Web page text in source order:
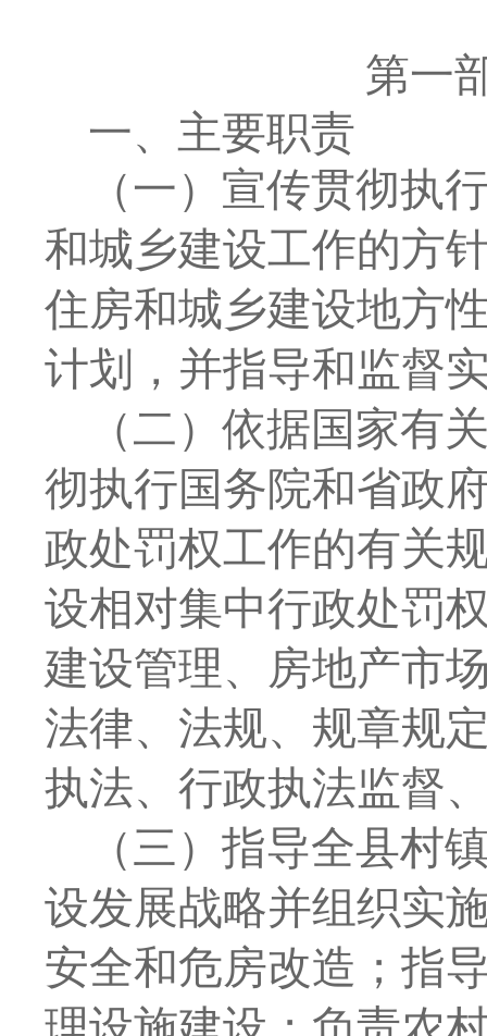
第一
一、主要职责
（一）宣传贯彻执
和城乡建设工作的方
住房和城乡建设地方
计划，并指导和监督
（二）依据国家有
彻执行国务院和省政
政处罚权工作的有关
设相对集中行政处罚
建设管理、房地产市
法律、法规、规章规
执法、行政执法监督
（三）指导全县村
设发展战略并组织实
安全和危房改造；指